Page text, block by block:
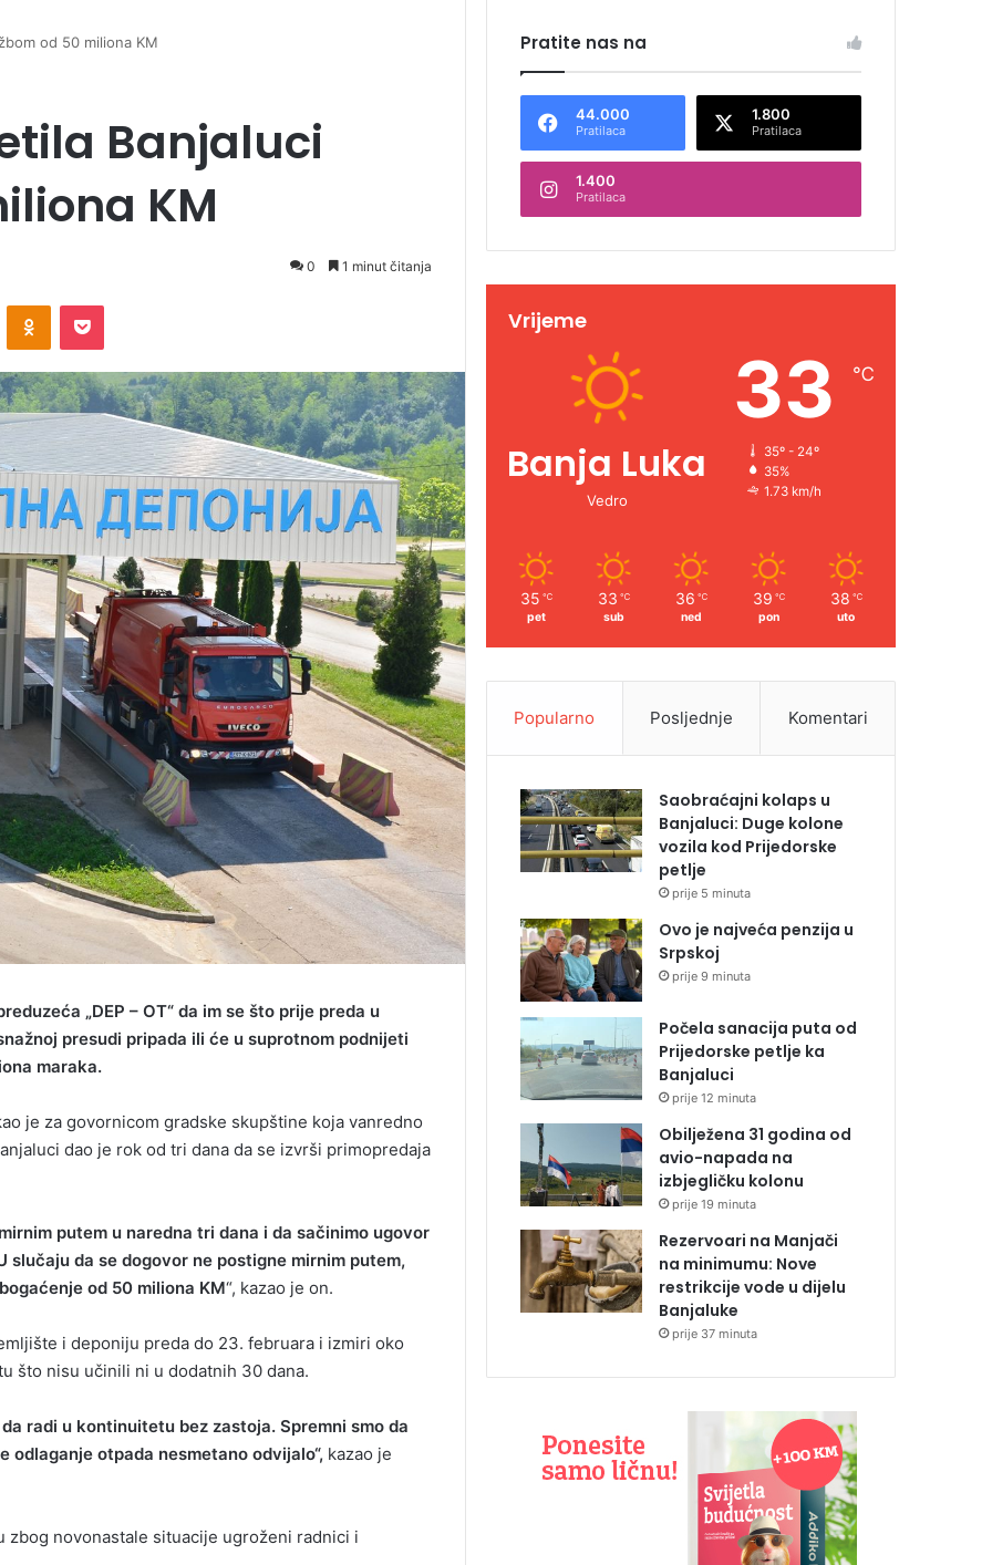
od 50 miliona KM
Banjaluci
KM
0 1 minut čitanja
„DEP – OT“ da im se što prije preda u
presudi pripada ili će u suprotnom podnijeti
maraka.
je za govornicom gradske skupštine koja vanredno
dao je rok od tri dana da se izvrši primopredaja
putem u naredna tri dana i da sačinimo ugovor
da se dogovor ne postigne mirnim putem,
od 50 miliona KM“, kazao je on.
i deponiju preda do 23. februara i izmiri oko
što nisu učinili ni u dodatnih 30 dana.
radi u kontinuitetu bez zastoja. Spremni smo da
odlaganje otpada nesmetano odvijalo“, kazao je
zbog novonastale situacije ugroženi radnici i
Pratite nas na
44.000
Pratilaca
1.800
Pratilaca
1.400
Pratilaca
Vrijeme
Banja Luka
Vedro
33 ℃
35º - 24º
35%
1.73 km/h
35 ℃
pet
33 ℃
sub
36 ℃
ned
39 ℃
pon
38 ℃
uto
Popularno Posljednje Komentari
Saobraćajni kolaps u
Banjaluci: Duge kolone
vozila kod Prijedorske
petlje
prije 5 minuta
Ovo je najveća penzija u
Srpskoj
prije 9 minuta
Počela sanacija puta od
Prijedorske petlje ka
Banjaluci
prije 12 minuta
Obilježena 31 godina od
avio-napada na
izbjegličku kolonu
prije 19 minuta
Rezervoari na Manjači
na minimumu: Nove
restrikcije vode u dijelu
Banjaluke
prije 37 minuta